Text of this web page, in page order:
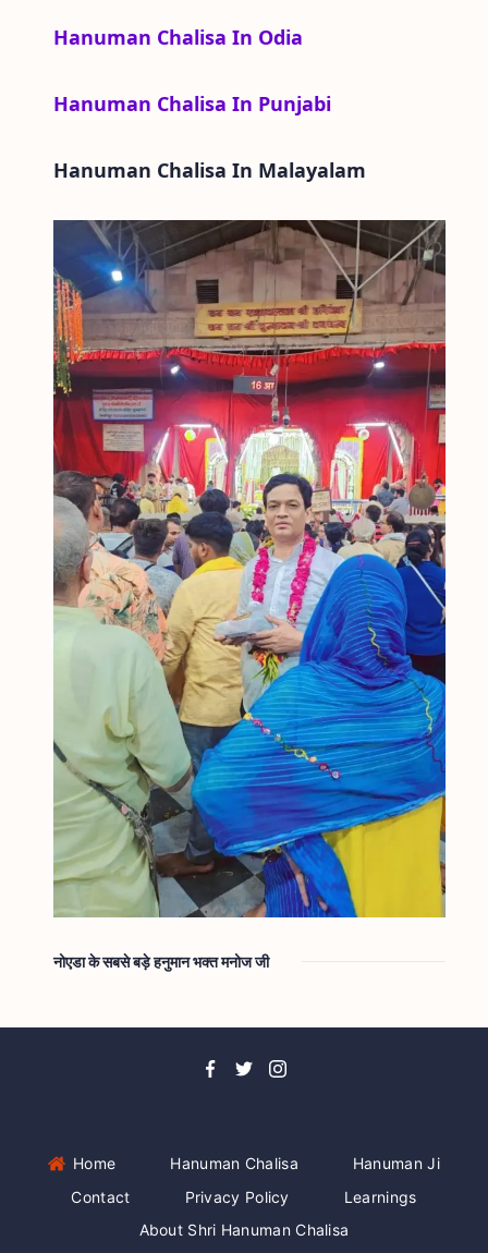
Hanuman Chalisa In Odia
Hanuman Chalisa In Punjabi
Hanuman Chalisa In Malayalam
नोएडा के सबसे बड़े हनुमान भक्त मनोज जी
Home Hanuman Chalisa
Hanuman Ji
Contact
Privacy Policy
Learnings
About Shri Hanuman Chalisa